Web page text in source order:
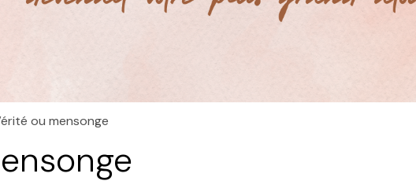
ou mensonge